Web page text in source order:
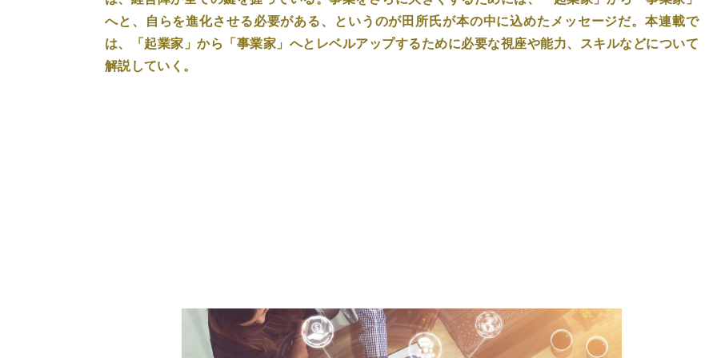
へと、自らを進化させる必要がある、というのが田所氏が本の中に込めたメッセージだ。本連載で
は、「起業家」から「事業家」へとレベルアップするために必要な視座や能力、スキルなどについて
解説していく。